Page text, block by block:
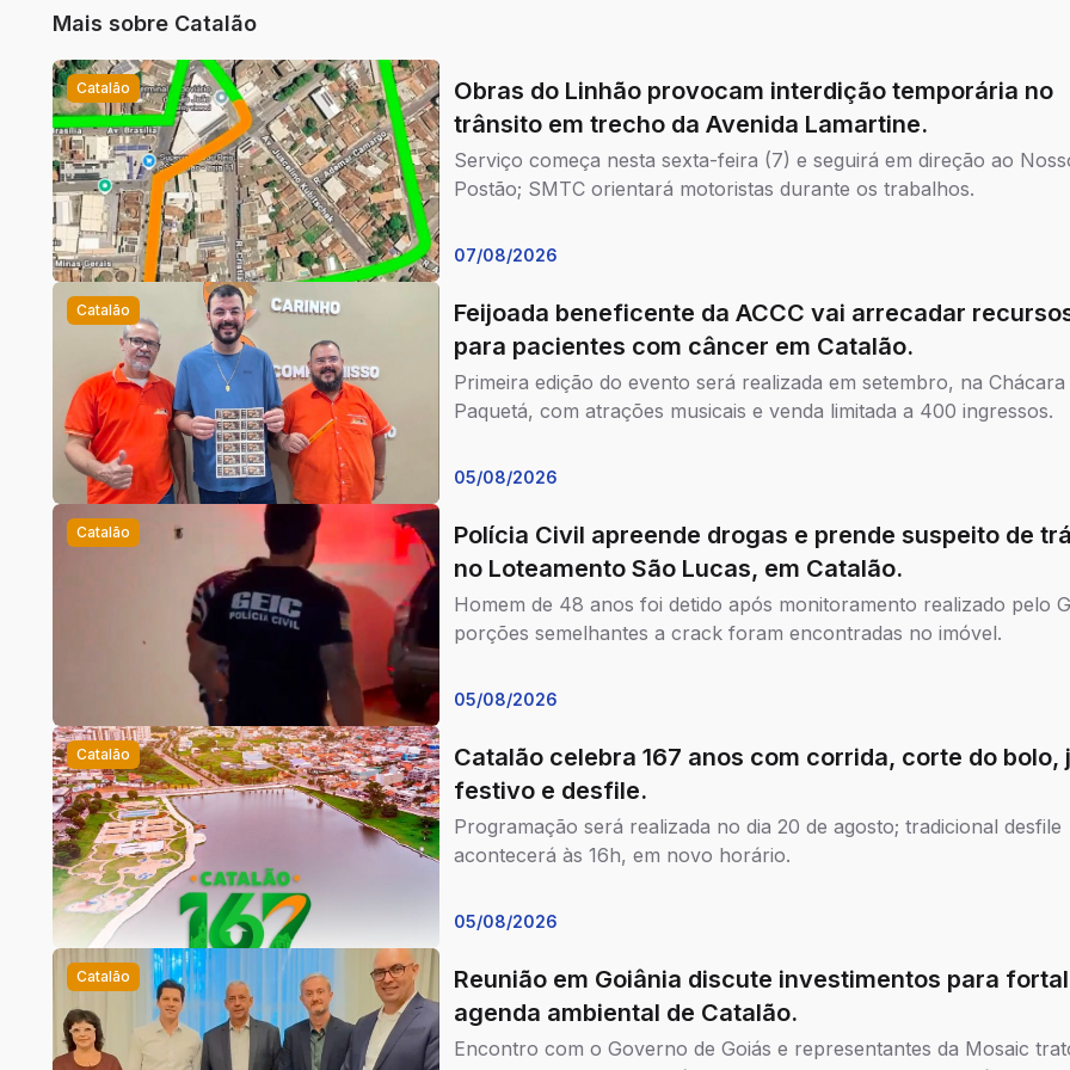
também no marketing.
Mais sobre Catalão
Catalão
Obras do Linhão provocam interdição temporária no
trânsito em trecho da Avenida Lamartine.
Serviço começa nesta sexta-feira (7) e seguirá em direção ao
Postão; SMTC orientará motoristas durante os trabalhos.
07/08/2026
Catalão
Feijoada beneficente da ACCC vai arrecadar
para pacientes com câncer em Catalão.
Primeira edição do evento será realizada em setembro, na Chácara
Paquetá, com atrações musicais e venda limitada a 400 ingressos.
05/08/2026
Catalão
Polícia Civil apreende drogas e prende suspeito de
no Loteamento São Lucas, em Catalão.
Homem de 48 anos foi detido após monitoramento realizado pelo
porções semelhantes a crack foram encontradas no imóvel.
05/08/2026
Catalão
Catalão celebra 167 anos com corrida, corte do bolo,
festivo e desfile.
Programação será realizada no dia 20 de agosto; tradicional desfile
acontecerá às 16h, em novo horário.
05/08/2026
Catalão
Reunião em Goiânia discute investimentos para
agenda ambiental de Catalão.
Encontro com o Governo de Goiás e representantes da Mosaic